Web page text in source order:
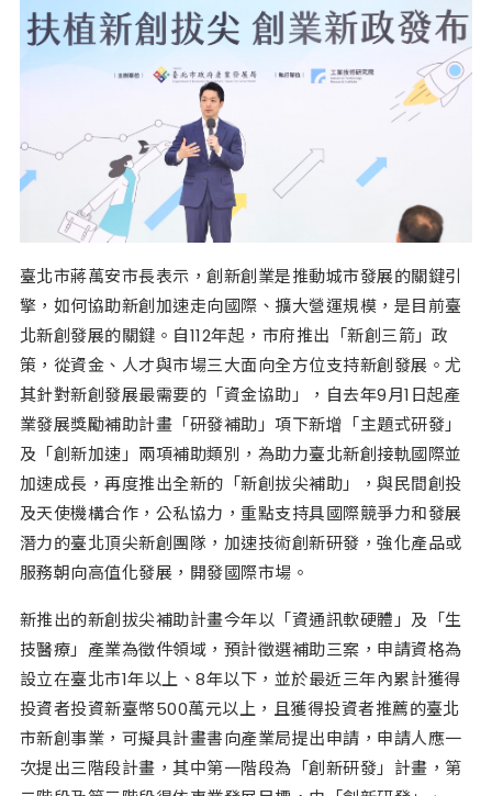
臺北市蔣萬安市長表示，創新創業是推動城市發展的關鍵引
擎，如何協助新創加速走向國際、擴大營運規模，是目前臺
北新創發展的關鍵。自112年起，市府推出「新創三箭」政
策，從資金、人才與市場三大面向全方位支持新創發展。尤
其針對新創發展最需要的「資金協助」，自去年9月1日起產
業發展獎勵補助計畫「研發補助」項下新增「主題式研發」
及「創新加速」兩項補助類別，為助力臺北新創接軌國際並
加速成長，再度推出全新的「新創拔尖補助」，與民間創投
及天使機構合作，公私協力，重點支持具國際競爭力和發展
潛力的臺北頂尖新創團隊，加速技術創新研發，強化產品或
服務朝向高值化發展，開發國際市場。
新推出的新創拔尖補助計畫今年以「資通訊軟硬體」及「生
技醫療」產業為徵件領域，預計徵選補助三案，申請資格為
設立在臺北市1年以上、8年以下，並於最近三年內累計獲得
投資者投資新臺幣500萬元以上，且獲得投資者推薦的臺北
市新創事業，可擬具計畫書向產業局提出申請，申請人應一
次提出三階段計畫，其中第一階段為「創新研發」計畫，第